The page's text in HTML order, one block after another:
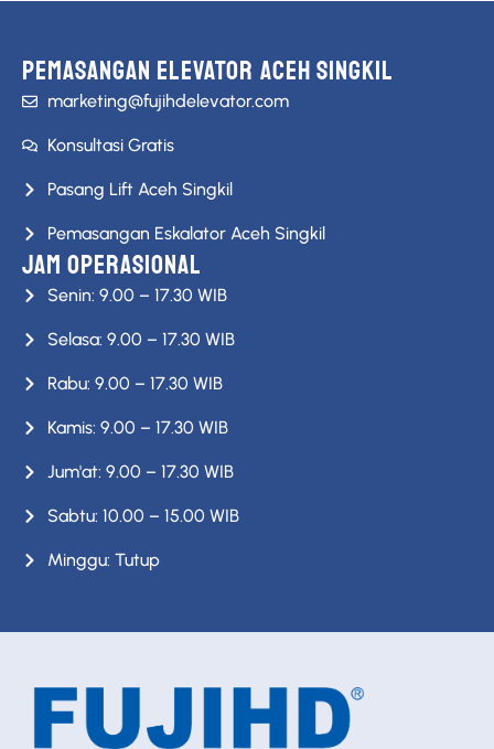
PEMASANGAN ELEVATOR ACEH SINGKIL
marketing@fujihdelevator.com
Konsultasi Gratis
Pasang Lift Aceh Singkil
Pemasangan Eskalator Aceh Singkil
JAM OPERASIONAL
Senin: 9.00 – 17.30 WIB
Selasa: 9.00 – 17.30 WIB
Rabu: 9.00 – 17.30 WIB
Kamis: 9.00 – 17.30 WIB
Jum'at: 9.00 – 17.30 WIB
Sabtu: 10.00 – 15.00 WIB
Minggu: Tutup